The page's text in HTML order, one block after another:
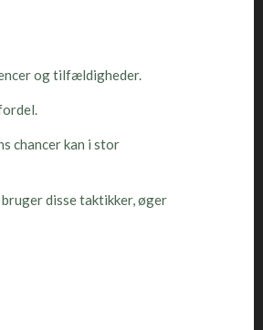
og tilfældigheder.
chancer kan i stor
disse taktikker, øger